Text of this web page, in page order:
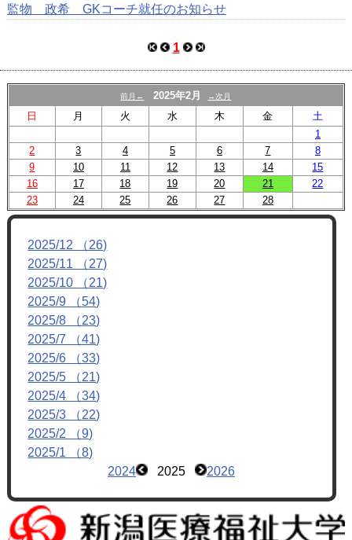
監物 政希 GKコーチ就任のお知らせ
1
前月← 2025年2月 →次月
日 月 火 水 木 金
土
1
2
3 4 5 6 7
8
9
10 11 12 13 14
15
16
17 18 19 20 21
22
23
24 25 26 27 28
2025/12 （26)
2025/11 （27)
2025/10 （21)
2025/9 （54)
2025/8 （23)
2025/7 （41)
2025/6 （33)
2025/5 （21)
2025/4 （34)
2025/3 （22)
2025/2 （9)
2025/1 （8)
2024
2025 2026